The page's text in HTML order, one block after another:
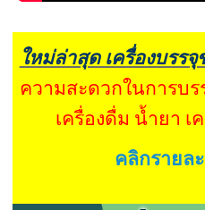
ใหม่ล่าสุด เครื่องบรรจุ
ความสะดวกในการบ
เครื่องดื่ม น้ำยา เ
คลิกรายล